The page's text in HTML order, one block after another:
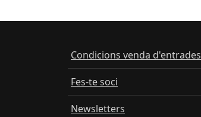
Condicions venda d'entrades
Fes-te soci
Newsletters